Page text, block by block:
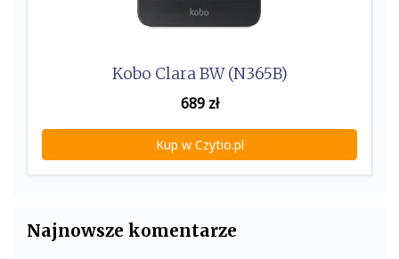
Kobo Clara BW (N365B)
689zł
Kup w Czytio.pl
Najnowsze komentarze